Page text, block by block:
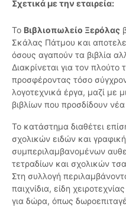
Σχετικά με την εταιρεία:
Το Βιβλιοπωλείο Ξερόλας
Σκάλας Πάτμου και
όσους αγαπούν τα βιβλία
Διακρίνεται για τον
προσφέροντας τόσο
λογοτεχνικά έργα, μαζί με
βιβλίων που προσδίδουν
Το κατάστημα διαθέτει
σχολικών ειδών και
συμπεριλαμβανομένων
τετραδίων και σχολικών
Στη συλλογή
παιχνίδια, είδη
για δώρα, όπως